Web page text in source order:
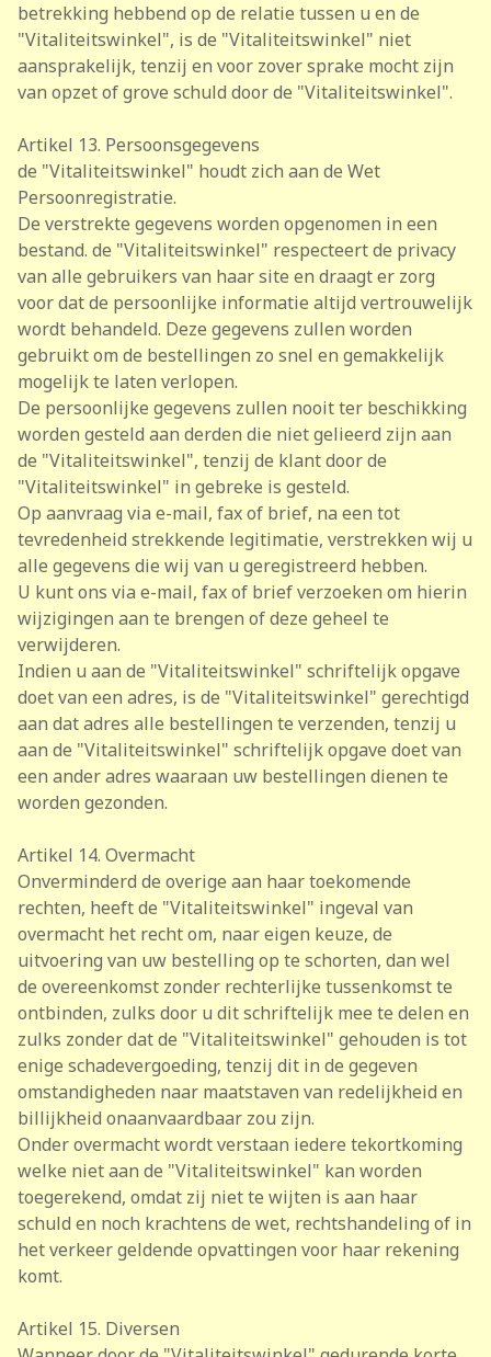
betrekking hebbend op de relatie tussen u en de
"Vitaliteitswinkel", is de "Vitaliteitswinkel" niet
aansprakelijk, tenzij en voor zover sprake mocht zijn
van opzet of grove schuld door de "Vitaliteitswinkel".
Artikel 13. Persoonsgegevens
de "Vitaliteitswinkel" houdt zich aan de Wet
Persoonregistratie.
De verstrekte gegevens worden opgenomen in een
bestand. de "Vitaliteitswinkel" respecteert de privacy
van alle gebruikers van haar site en draagt er zorg
voor dat de persoonlijke informatie altijd vertrouwelijk
wordt behandeld. Deze gegevens zullen worden
gebruikt om de bestellingen zo snel en gemakkelijk
mogelijk te laten verlopen.
De persoonlijke gegevens zullen nooit ter beschikking
worden gesteld aan derden die niet gelieerd zijn aan
de "Vitaliteitswinkel", tenzij de klant door de
"Vitaliteitswinkel" in gebreke is gesteld.
Op aanvraag via e-mail, fax of brief, na een tot
tevredenheid strekkende legitimatie, verstrekken wij u
alle gegevens die wij van u geregistreerd hebben.
U kunt ons via e-mail, fax of brief verzoeken om hierin
wijzigingen aan te brengen of deze geheel te
verwijderen.
Indien u aan de "Vitaliteitswinkel" schriftelijk opgave
doet van een adres, is de "Vitaliteitswinkel" gerechtigd
aan dat adres alle bestellingen te verzenden, tenzij u
aan de "Vitaliteitswinkel" schriftelijk opgave doet van
een ander adres waaraan uw bestellingen dienen te
worden gezonden.
Artikel 14. Overmacht
Onverminderd de overige aan haar toekomende
rechten, heeft de "Vitaliteitswinkel" ingeval van
overmacht het recht om, naar eigen keuze, de
uitvoering van uw bestelling op te schorten, dan wel
de overeenkomst zonder rechterlijke tussenkomst te
ontbinden, zulks door u dit schriftelijk mee te delen en
zulks zonder dat de "Vitaliteitswinkel" gehouden is tot
enige schadevergoeding, tenzij dit in de gegeven
omstandigheden naar maatstaven van redelijkheid en
billijkheid onaanvaardbaar zou zijn.
Onder overmacht wordt verstaan iedere tekortkoming
welke niet aan de "Vitaliteitswinkel" kan worden
toegerekend, omdat zij niet te wijten is aan haar
schuld en noch krachtens de wet, rechtshandeling of in
het verkeer geldende opvattingen voor haar rekening
komt.
Artikel 15. Diversen